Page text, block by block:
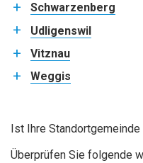
Schwarzenberg
Udligenswil
Vitznau
Weggis
Ist Ihre
Überprüfen Sie folgende